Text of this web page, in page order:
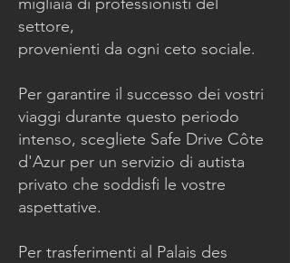
settore,
provenienti da ogni ceto sociale.
Per garantire il successo dei vostri
viaggi durante questo periodo
intenso, scegliete Safe Drive Côte
d'Azur per un servizio di autista
privato che soddisfi le vostre
aspettative.
Per trasferimenti al Palais des